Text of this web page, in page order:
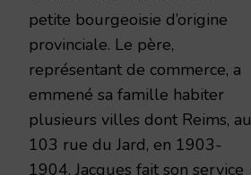
petite bourgeoisie d’origine
provinciale. Le père,
représentant de commerce, a
emmené sa famille habiter
plusieurs villes dont Reims, au
103 rue du Jard, en 1903-
1904. Jacques fait son service